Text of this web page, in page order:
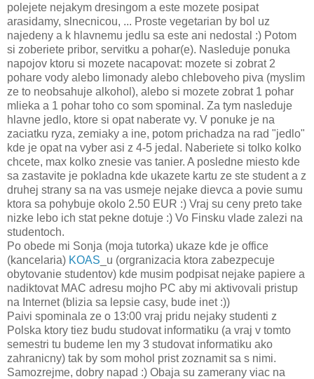
polejete nejakym dresingom a este mozete posipat
arasidamy, slnecnicou, ... Proste vegetarian by bol uz
najedeny a k hlavnemu jedlu sa este ani nedostal :) Potom
si zoberiete pribor, servitku a pohar(e). Nasleduje ponuka
napojov ktoru si mozete nacapovat: mozete si zobrat 2
pohare vody alebo limonady alebo chleboveho piva (myslim
ze to neobsahuje alkohol), alebo si mozete zobrat 1 pohar
mlieka a 1 pohar toho co som spominal. Za tym nasleduje
hlavne jedlo, ktore si opat naberate vy. V ponuke je na
zaciatku ryza, zemiaky a ine, potom prichadza na rad "jedlo"
kde je opat na vyber asi z 4-5 jedal. Naberiete si tolko kolko
chcete, max kolko znesie vas tanier. A posledne miesto kde
sa zastavite je pokladna kde ukazete kartu ze ste student a z
druhej strany sa na vas usmeje nejake dievca a povie sumu
ktora sa pohybuje okolo 2.50 EUR :) Vraj su ceny preto take
nizke lebo ich stat pekne dotuje :) Vo Finsku vlade zalezi na
studentoch.
Po obede mi Sonja (moja tutorka) ukaze kde je office
(kancelaria) KOAS _u (orgranizacia ktora zabezpecuje
obytovanie studentov) kde musim podpisat nejake papiere a
nadiktovat MAC adresu mojho PC aby mi aktivovali pristup
na Internet (blizia sa lepsie casy, bude inet :))
Paivi spominala ze o 13:00 vraj pridu nejaky studenti z
Polska ktory tiez budu studovat informatiku (a vraj v tomto
semestri tu budeme len my 3 studovat informatiku ako
zahranicny) tak by som mohol prist zoznamit sa s nimi.
Samozrejme, dobry napad :) Obaja su zamerany viac na